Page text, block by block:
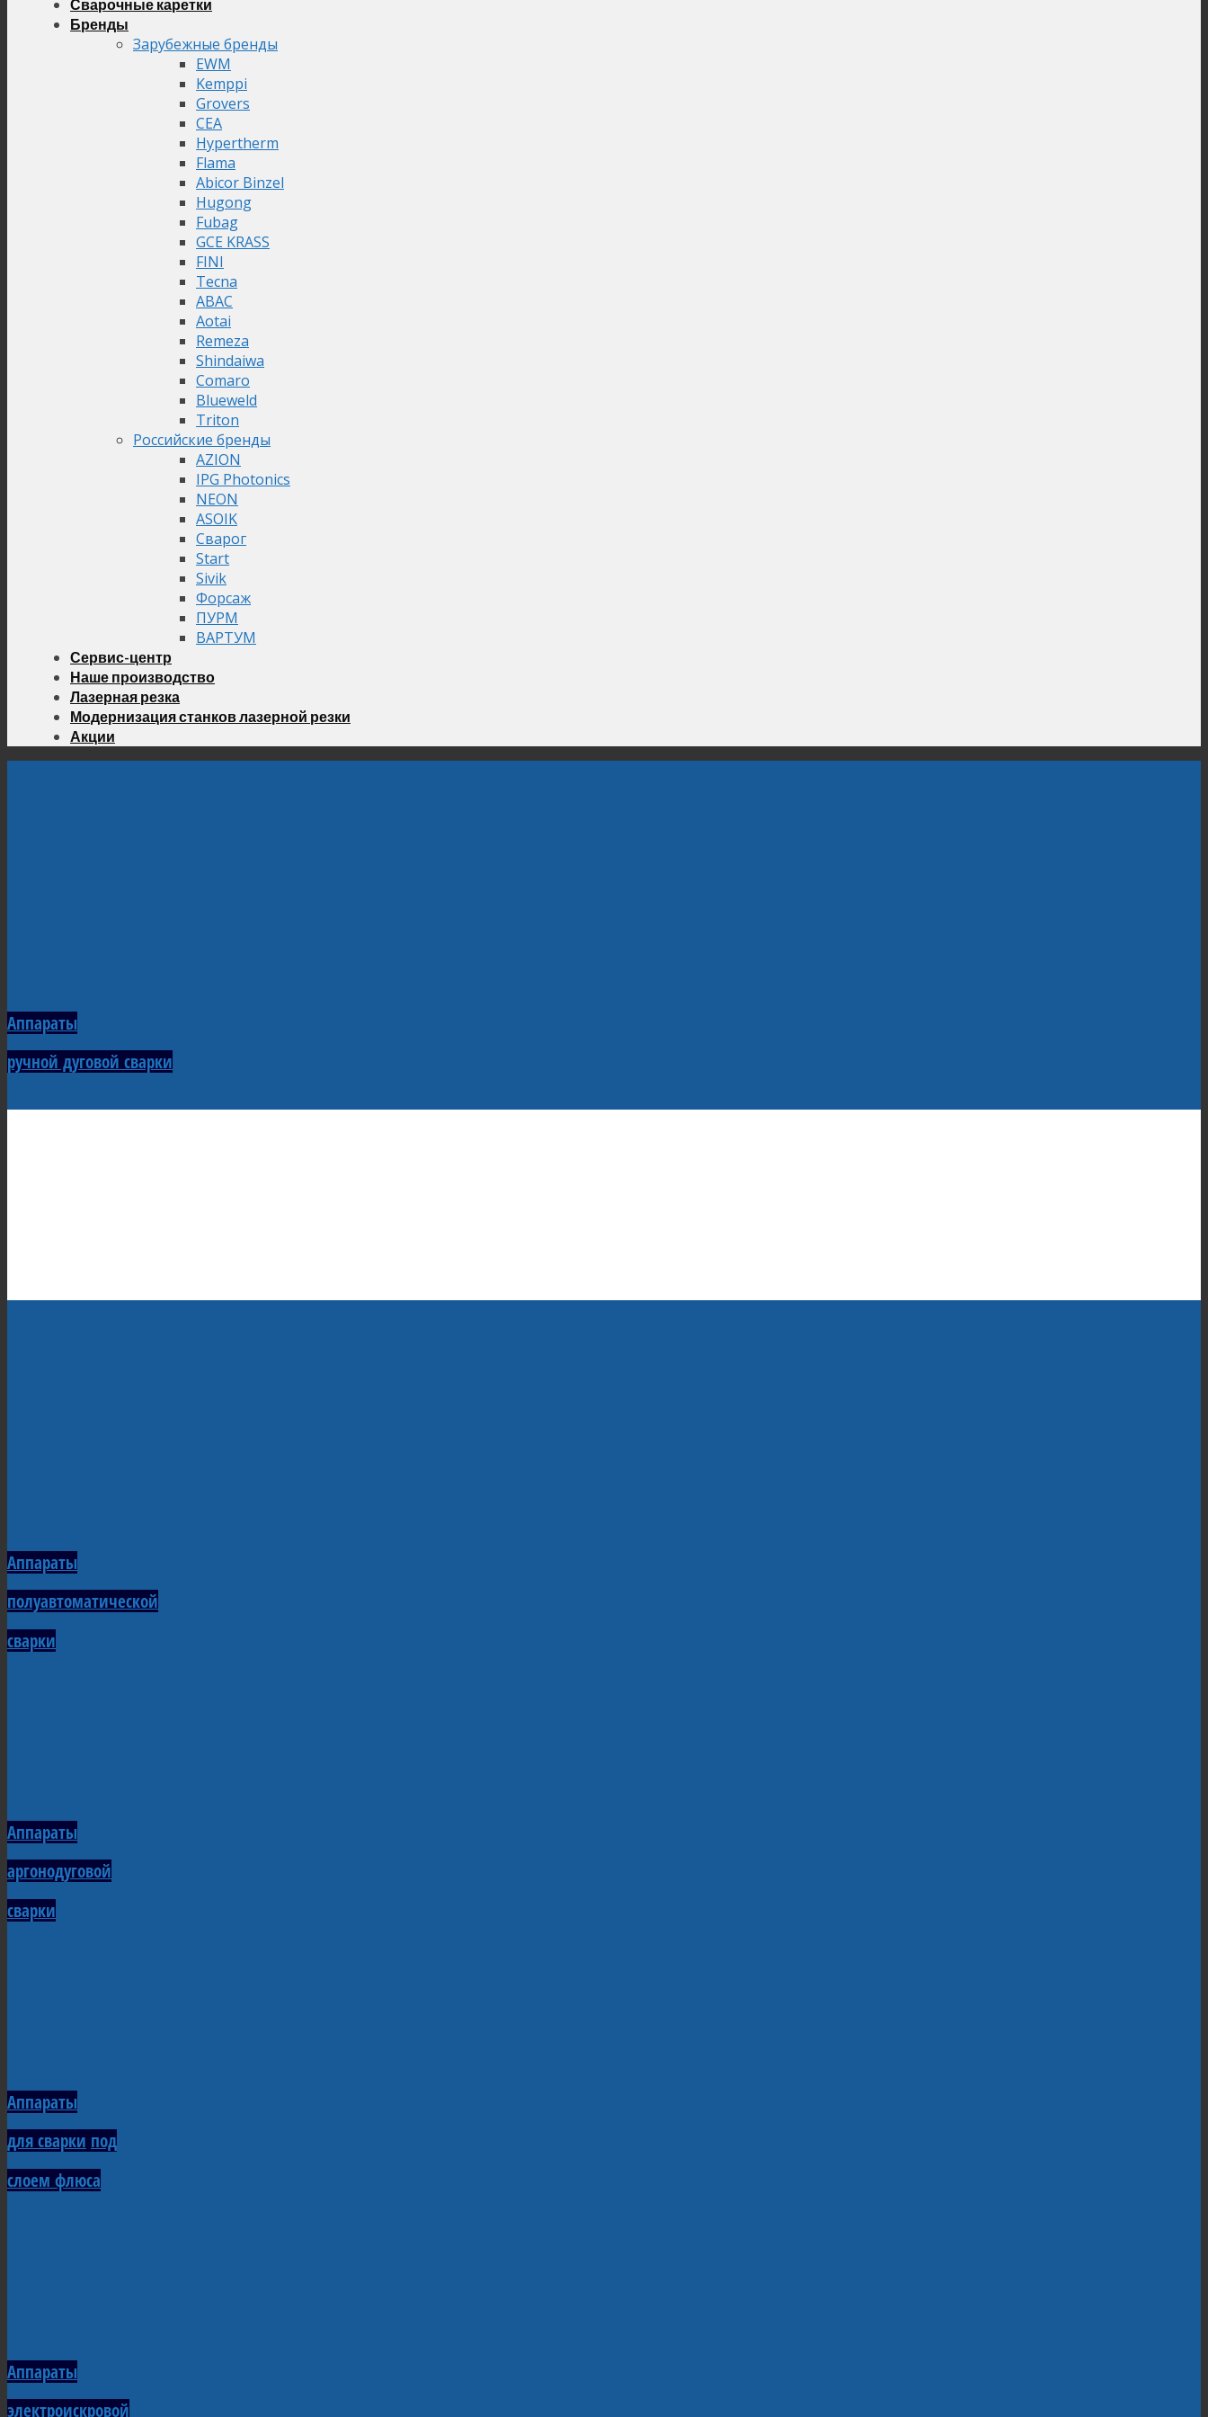
Сварочные каретки
Бренды
Зарубежные бренды
EWM
Kemppi
Grovers
CEA
Hypertherm
Flama
Abicor Binzel
Hugong
Fubag
GCE KRASS
FINI
Tecna
ABAC
Aotai
Remeza
Shindaiwa
Comaro
Blueweld
Triton
Российские бренды
AZION
IPG Photonics
NEON
ASOIK
Сварог
Start
Sivik
Форсаж
ПУРМ
ВАРТУМ
Сервис-центр
Наше производство
Лазерная резка
Модернизация станков лазерной резки
Акции
Аппараты
ручной дуговой сварки
Аппараты
полуавтоматической
сварки
Аппараты
аргонодуговой
сварки
Аппараты
для сварки под
слоем флюса
Аппараты
электроискровой